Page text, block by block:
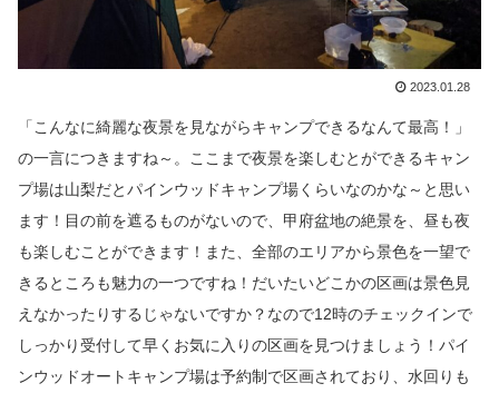
2023.01.28
「こんなに綺麗な夜景を見ながらキャンプできるなんて最高！」
の一言につきますね～。ここまで夜景を楽しむとができるキャン
プ場は山梨だとパインウッドキャンプ場くらいなのかな～と思い
ます！目の前を遮るものがないので、甲府盆地の絶景を、昼も夜
も楽しむことができます！また、全部のエリアから景色を一望で
きるところも魅力の一つですね！だいたいどこかの区画は景色見
えなかったりするじゃないですか？なので12時のチェックインで
しっかり受付して早くお気に入りの区画を見つけましょう！パイ
ンウッドオートキャンプ場は予約制で区画されており、水回りも